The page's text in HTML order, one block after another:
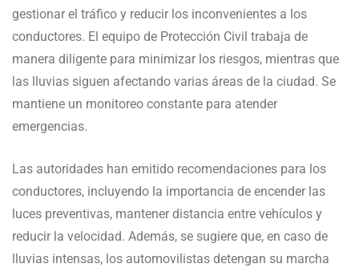
gestionar el tráfico y reducir los inconvenientes a los
conductores. El equipo de Protección Civil trabaja de
manera diligente para minimizar los riesgos, mientras que
las lluvias siguen afectando varias áreas de la ciudad. Se
mantiene un monitoreo constante para atender
emergencias.
Las autoridades han emitido recomendaciones para los
conductores, incluyendo la importancia de encender las
luces preventivas, mantener distancia entre vehículos y
reducir la velocidad. Además, se sugiere que, en caso de
lluvias intensas, los automovilistas detengan su marcha